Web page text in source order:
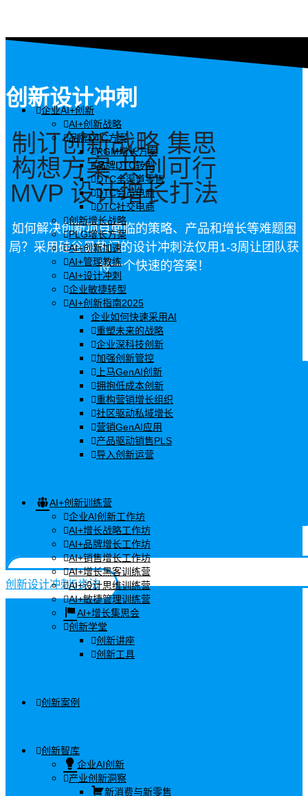
企业AI+创新
AI+创新战略
品牌DTC方案
RGM增长方案
品牌DTC转型
DTC全渠道零售
DTC会员电商
DTC社交电商
创新增长战略
PLG增长方案
AI+创新加速
AI+管理教练
AI+设计冲刺
企业敏捷转型
AI+创新指南2025
企业如何快速采用AI
重塑未来的战略
企业深科技创新
加强创新管控
上马GenAI创新
拥抱低成本创新
重构营销增长组织
社区驱动私域增长
营销GenAI应用
产品驱动销售PLS
导入创新运营
AI+创新训练营
企业AI创新工作坊
AI+增长战略工作坊
AI+品牌增长工作坊
AI+销售增长工作坊
AI+增长黑客训练营
AI+设计思维训练营
AI+敏捷管理训练营
AI+增长集思会
创新学堂
创新讲座
创新工具
创新案例
创新智库
企业AI创新
产业创新洞察
新消费与新零售
创新设计冲刺
制订创新战略 集思
构想方案共创可行
MVP 设计增长打法
如何解决创新项目面临的策略、产品和增长等难题困
局？采用硅谷最热门的设计冲刺法仅用1-3周让团队获
得一个快速的答案！
创新设计冲刺5步法